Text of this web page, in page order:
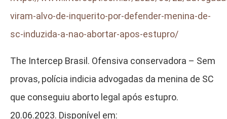
viram-alvo-de-inquerito-por-defender-menina-de-
sc-induzida-a-nao-abortar-apos-estupro/
The Intercep Brasil. Ofensiva conservadora – Sem
provas, polícia indicia advogadas da menina de SC
que conseguiu aborto legal após estupro.
20.06.2023. Disponível em: